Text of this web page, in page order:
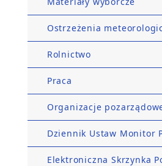
Ostrzeżenia
Rolnictwo
Praca
Organizacje
Dziennik Ustaw Monitor
Elektroniczna Skrzynka